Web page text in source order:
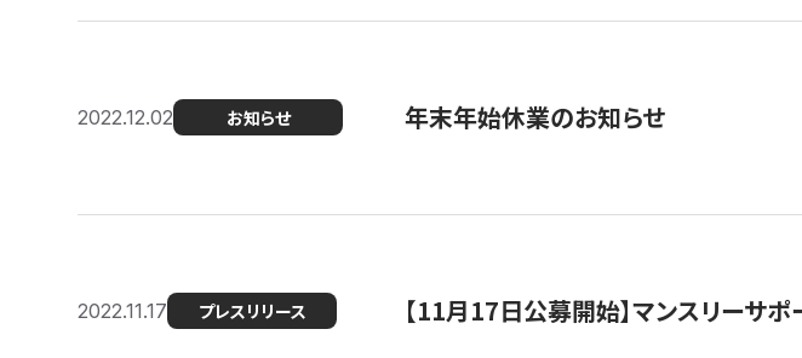
2022.12.02 お知らせ 年末年始休業のお知らせ
2022.11.17 プレスリリース 【11月17日公募開始】マンスリーサ